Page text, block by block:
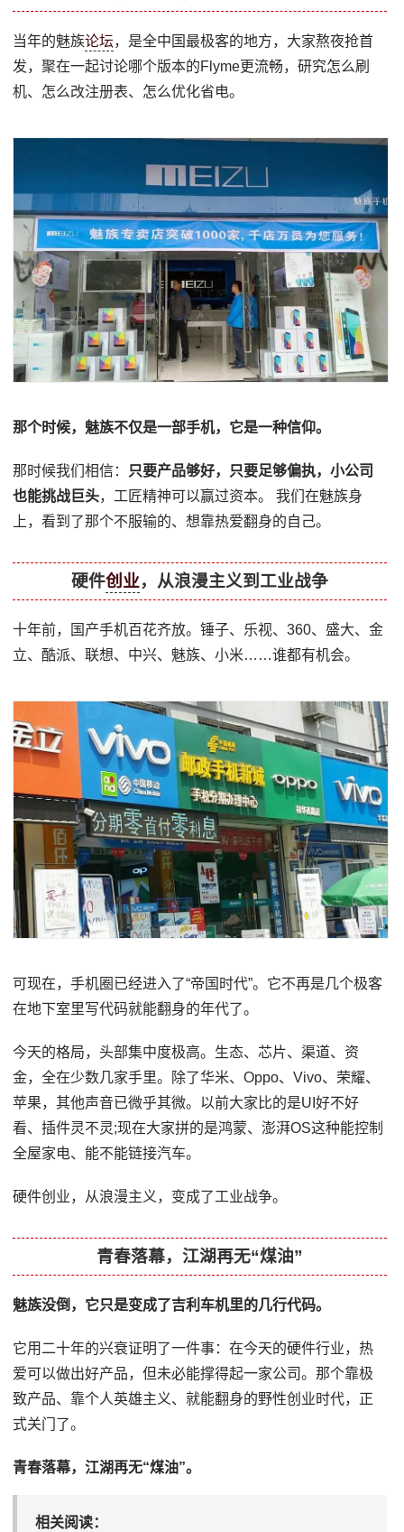
当年的魅族论坛，是全中国最极客的地方，大家熬夜抢首
发，聚在一起讨论哪个版本的Flyme更流畅，研究怎么刷
机、怎么改注册表、怎么优化省电。
那个时候，魅族不仅是一部手机，它是一种信仰。
那时候我们相信： 只要产品够好，只要足够偏执，小公司
也能挑战巨头，工匠精神可以赢过资本。 我们在魅族身
上，看到了那个不服输的、想靠热爱翻身的自己。
硬件创业，从浪漫主义到工业战争
十年前，国产手机百花齐放。锤子、乐视、360、盛大、金
立、酷派、联想、中兴、魅族、小米……谁都有机会。
可现在，手机圈已经进入了“帝国时代”。它不再是几个极客
在地下室里写代码就能翻身的年代了。
今天的格局，头部集中度极高。生态、芯片、渠道、资
金，全在少数几家手里。除了华米、Oppo、Vivo、荣耀、
苹果，其他声音已微乎其微。以前大家比的是UI好不好
看、插件灵不灵;现在大家拼的是鸿蒙、澎湃OS这种能控制
全屋家电、能不能链接汽车。
硬件创业，从浪漫主义，变成了工业战争。
青春落幕，江湖再无“煤油”
魅族没倒，它只是变成了吉利车机里的几行代码。
它用二十年的兴衰证明了一件事：在今天的硬件行业，热
爱可以做出好产品，但未必能撑得起一家公司。那个靠极
致产品、靠个人英雄主义、就能翻身的野性创业时代，正
式关门了。
青春落幕，江湖再无“煤油”。
相关阅读：